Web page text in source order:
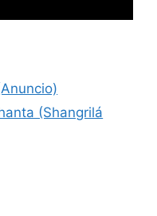
(Shangrilá